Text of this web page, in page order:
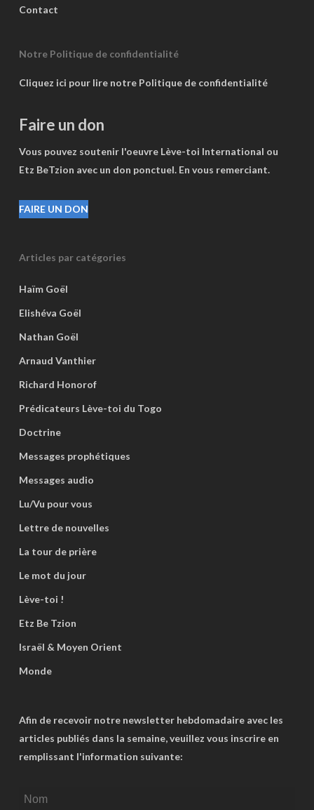
Contact
Notre Politique de confidentialité
Cliquez ici pour lire notre Politique de confidentialité
Faire un don
Vous pouvez soutenir l'oeuvre Lève-toi International ou
Etz BeTzion avec un don ponctuel. En vous remerciant.
FAIRE UN DON
Articles par catégories
Haïm Goël
Elishéva Goël
Nathan Goël
Arnaud Vanthier
Richard Honorof
Prédicateurs Lève-toi du Togo
Doctrine
Messages prophétiques
Messages audio
Lu/Vu pour vous
Lettre de nouvelles
La tour de prière
Le mot du jour
Lève-toi !
Etz Be Tzion
Israël & Moyen Orient
Monde
Afin de recevoir notre newsletter hebdomadaire avec les
articles publiés dans la semaine, veuillez vous inscrire en
remplissant l'information suivante: